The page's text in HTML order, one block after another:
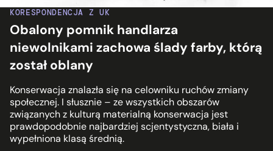
KORESPONDENCJA Z UK
Obalony pomnik handlarza
niewolnikami zachowa ślady farby, którą
został oblany
Konserwacja znalazła się na celowniku ruchów zmiany
społecznej. I słusznie – ze wszystkich obszarów
związanych z kulturą materialną konserwacja jest
prawdopodobnie najbardziej scjentystyczna, biała i
wypełniona klasą średnią.